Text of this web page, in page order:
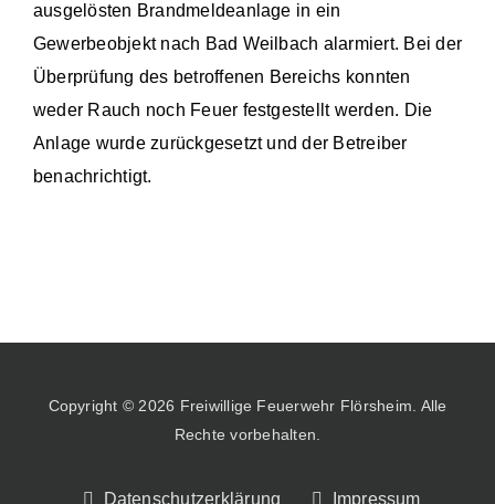
ausgelösten Brandmeldeanlage in ein
Gewerbeobjekt nach Bad Weilbach alarmiert. Bei der
Überprüfung des betroffenen Bereichs konnten
weder Rauch noch Feuer festgestellt werden. Die
Anlage wurde zurückgesetzt und der Betreiber
benachrichtigt.
Copyright © 2026 Freiwillige Feuerwehr Flörsheim. Alle
Rechte vorbehalten.
Datenschutzerklärung Impressum